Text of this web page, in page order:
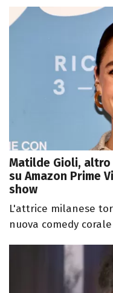
Matilde Gioli, altro
su Amazon Prime
show
L'attrice milanese
nuova comedy